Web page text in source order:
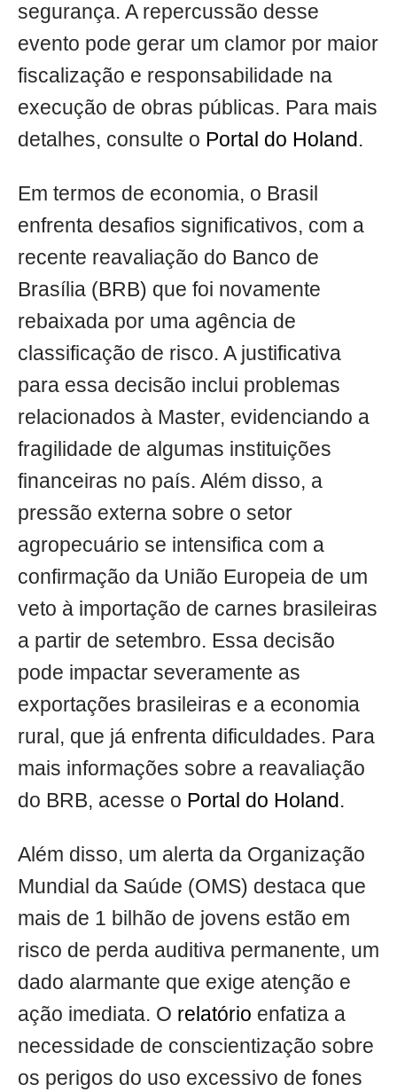
segurança. A repercussão desse
evento pode gerar um clamor por maior
fiscalização e responsabilidade na
execução de obras públicas. Para mais
detalhes, consulte o Portal do Holand .
Em termos de economia, o Brasil
enfrenta desafios significativos, com a
recente reavaliação do Banco de
Brasília (BRB) que foi novamente
rebaixada por uma agência de
classificação de risco. A justificativa
para essa decisão inclui problemas
relacionados à Master, evidenciando a
fragilidade de algumas instituições
financeiras no país. Além disso, a
pressão externa sobre o setor
agropecuário se intensifica com a
confirmação da União Europeia de um
veto à importação de carnes brasileiras
a partir de setembro. Essa decisão
pode impactar severamente as
exportações brasileiras e a economia
rural, que já enfrenta dificuldades. Para
mais informações sobre a reavaliação
do BRB, acesse o Portal do Holand .
Além disso, um alerta da Organização
Mundial da Saúde (OMS) destaca que
mais de 1 bilhão de jovens estão em
risco de perda auditiva permanente, um
dado alarmante que exige atenção e
ação imediata. O relatório enfatiza a
necessidade de conscientização sobre
os perigos do uso excessivo de fones